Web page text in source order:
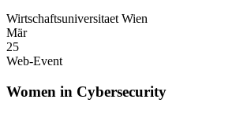
Wirtschaftsuniversitaet Wien
Mär
25
Web-Event
Women in Cybersecurity